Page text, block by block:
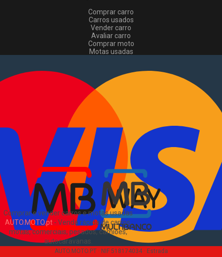
Comprar e vender carros e motas usadas
AUTO.MOTO.pt- Venda rápida de carros,
motas, comerciais, pesados, camiões,
autocaravanas
Comprar carro
Carros usados
Vender carro
Avaliar carro
Comprar moto
Motas usadas
Comerciais usados
Vender comerciais
Informações
Como comprar e vender
Pacotes de anúncios
Verificar VIN e matrícula
Sitemap
EN
Sobre Nós
AUTO.MOTO.PT · NIF 518174034 · Estrada